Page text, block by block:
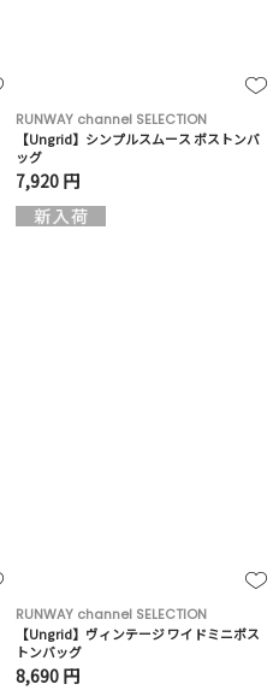
RUNWAY channel SELECTION
【Ungrid】シンプルスムース ボストンバ
ッグ
7,920 円
RUNWAY channel SELECTION
【Ungrid】ヴィンテージ ワイドミニボス
トンバッグ
8,690 円